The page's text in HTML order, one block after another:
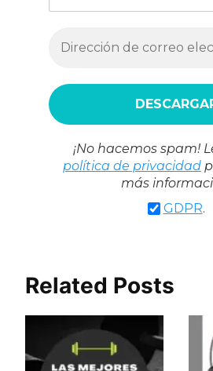
¡No hacemos spam!
política de privacidad
más
GDPR.
Related Posts